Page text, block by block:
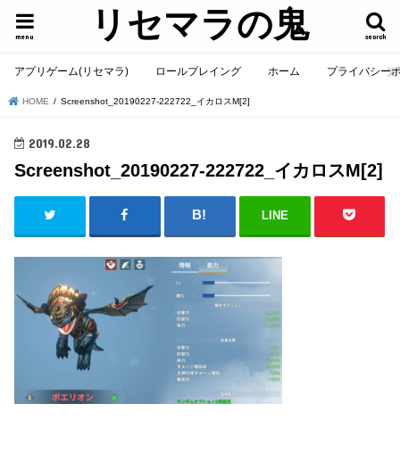
リセマラの鬼 search
menu
アプリゲーム(リセマラ) ロールプレイング ホーム プライバシー
HOME Screenshot_20190227-222722_イカロスM[2]
2019.02.28
Screenshot_20190227-222722_イカロスM[2]
LINE